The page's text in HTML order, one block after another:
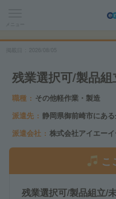
メニュー
05
残業選択可/製品
職種
その他軽作業・製造
派遣先
静岡県御前崎市にあ
派遣会社
株式会社アイエー
こ
残業選択可/製品組立/